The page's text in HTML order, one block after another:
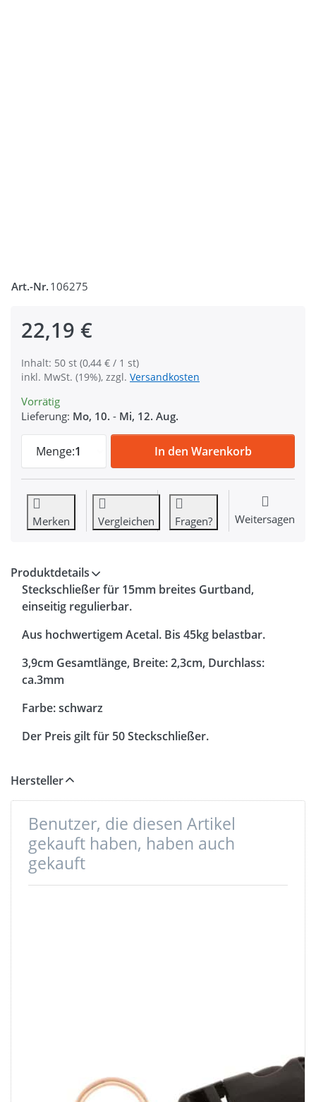
Art.-Nr. 106275
22,19 €
Inhalt: 50 st (0,44 € / 1 st)
inkl. MwSt. (19%), zzgl. Versandkosten
Vorrätig
Lieferung: Mo, 10. - Mi, 12. Aug.
Menge:1
Steckschließer aus Acetal - 15mm
In den Warenkorb
Merken Vergleichen Fragen? Weitersagen
Produktdetails
Steckschließer für 15mm breites Gurtband,
einseitig regulierbar.
Aus hochwertigem Acetal. Bis 45kg belastbar.
3,9cm Gesamtlänge, Breite: 2,3cm, Durchlass:
ca.3mm
Farbe: schwarz
Der Preis gilt für 50 Steckschließer.
Hersteller
Benutzer, die diesen Artikel
gekauft haben, haben auch
gekauft
Stahl - Rosegold
30mm